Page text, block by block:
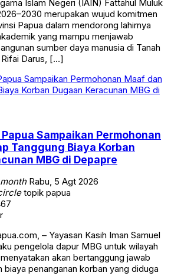
Islam Negeri (IAIN) Fattahul Muluk
merupakan wujud komitmen
Papua dalam mendorong lahirnya
yang mampu menjawab
sumber daya manusia di Tanah
Darus, […]
Sampaikan Permohonan
Tanggung Biaya Korban
MBG di Depapre
Rabu, 5 Agt 2026
topik papua
– Yayasan Kasih Iman Samuel
pengelola dapur MBG untuk wilayah
akan bertanggung jawab
biaya penanganan korban yang diduga